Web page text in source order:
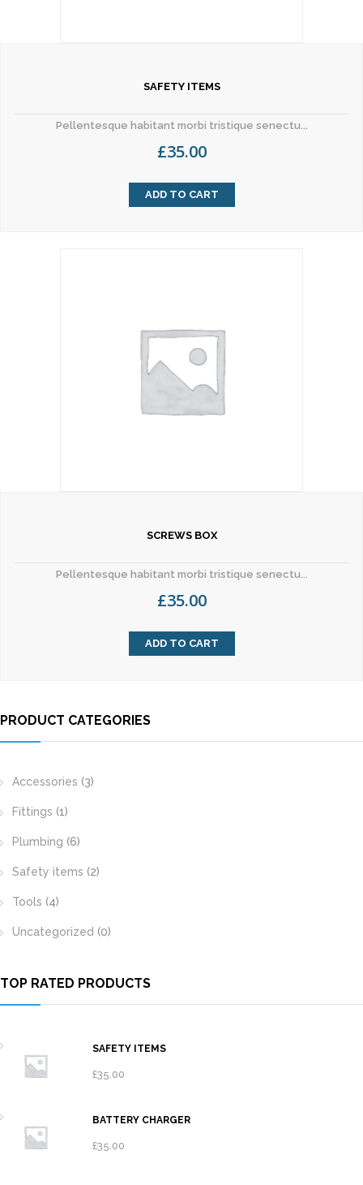
SAFETY ITEMS
Pellentesque habitant morbi tristique senectu...
£35.00
ADD TO CART
SCREWS BOX
Pellentesque habitant morbi tristique senectu...
£35.00
ADD TO CART
PRODUCT CATEGORIES
Accessories (3)
Fittings (1)
Plumbing (6)
Safety items (2)
Tools (4)
Uncategorized (0)
TOP RATED PRODUCTS
SAFETY ITEMS
£35.00
BATTERY CHARGER
£35.00